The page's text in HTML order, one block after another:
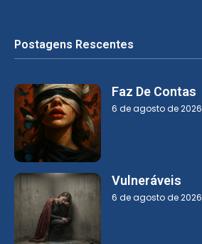
Postagens Rescentes
Faz De Contas
6 de agosto de 2026
Vulneráveis
6 de agosto de 2026